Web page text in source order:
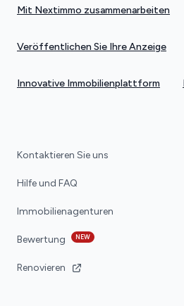
Mit Nextimmo zusammenarbeiten
Veröffentlichen Sie Ihre Anzeige
Innovative Immobilienplattform
Kontaktieren Sie uns
Hilfe und FAQ
Immobilienagenturen
Bewertung NEW
Renovieren